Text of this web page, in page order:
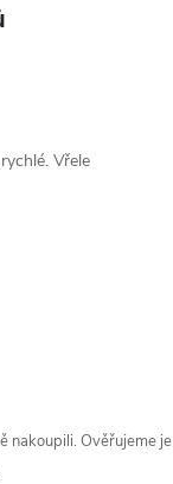
Vřele
nakoupili. Ověřujeme je